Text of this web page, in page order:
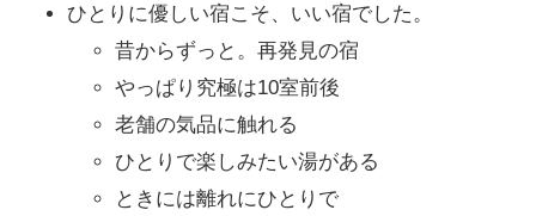
ひとりに優しい宿こそ、いい宿でした。
昔からずっと。再発見の宿
やっぱり究極は10室前後
老舗の気品に触れる
ひとりで楽しみたい湯がある
ときには離れにひとりで